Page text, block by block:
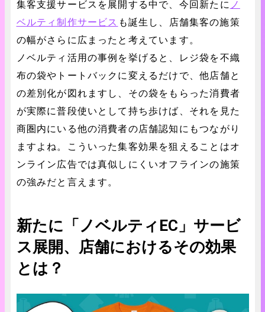
集客支援サービスを展開する中で、今回新たに ノ
ベルティ制作サービス も誕生し、店舗集客の施策
の幅がさらに広まったと考えています。
ノベルティ活用の事例を挙げると、レジ袋を不織
布の袋やトートバックに変えるだけで、他店舗と
の差別化が図れますし、その袋をもらった消費者
が実際に普段使いとして持ち歩けば、それを見た
商圏内にいる他の消費者の店舗認知にもつながり
ますよね。こういった集客効果を狙えることはオ
ンライン広告では真似しにくいオフラインの施策
の強みだと言えます。
新たに「ノベルティEC」サービ
ス展開、店舗におけるその効果
とは？